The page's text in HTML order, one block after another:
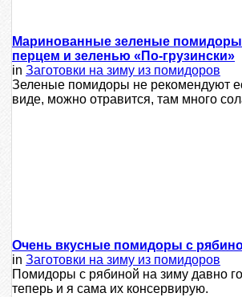
Маринованные зеленые помидоры
перцем и зеленью «По-грузински»
in Заготовки на зиму из помидоров
Зеленые помидоры не рекомендуют
виде, можно отравится, там много
Очень вкусные помидоры с
in Заготовки на зиму из помидоров
Помидоры с рябиной на зиму давно
теперь и я сама их консервирую.